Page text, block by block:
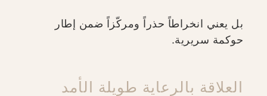
بل يعني انخراطاً حذراً ومركّزاً ضمن إطار
حوكمة سريرية.
العلاقة بالرعاية طويلة الأمد